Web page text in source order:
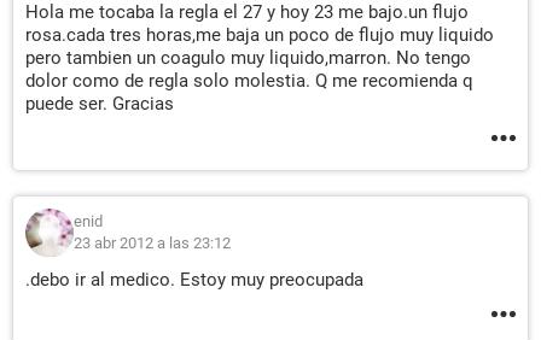
Hola me tocaba la regla el 27 y hoy 23 me bajo.un flujo
rosa.cada tres horas,me baja un poco de flujo muy liquido
pero tambien un coagulo muy liquido,marron. No tengo
dolor como de regla solo molestia. Q me recomienda q
puede ser. Gracias
enid
23 abr 2012 a las 23:12
.debo ir al medico. Estoy muy preocupada